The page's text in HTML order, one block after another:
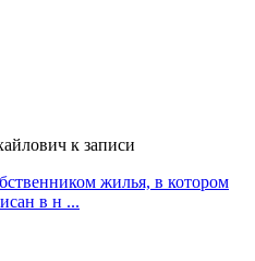
к записи
жилья, в котором
в н ...